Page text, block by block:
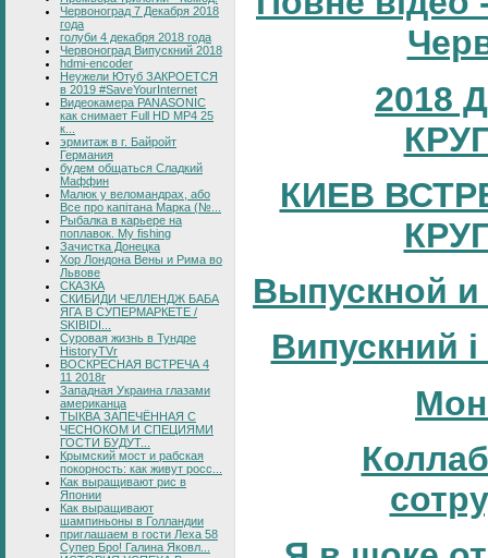
Червоноград 7 Декабря 2018
года
голуби 4 декабря 2018 года
Червоноград Випускний 2018
hdmi-encoder
Неужели Ютуб ЗАКРОЕТСЯ
в 2019 #SaveYourInternet
Видеокамера PANASONIC
как снимает Full HD MP4 25
к...
эрмитаж в г. Байройт
Германия
будем общаться Сладкий
Маффин
Малюк у веломандрах, або
Все про капітана Марка (№...
Рыбалка в карьере на
поплавок. My fishing
Зачистка Донецка
Хор Лондона Вены и Рима во
Львове
СКАЗКА
СКИБИДИ ЧЕЛЛЕНДЖ БАБА
ЯГА В СУПЕРМАРКЕТЕ /
SKIBIDI...
Суровая жизнь в Тундре
HistoryTVr
ВОСКРЕСНАЯ ВСТРЕЧА 4
11 2018г
Западная Украина глазами
американца
ТЫКВА ЗАПЕЧЁННАЯ С
ЧЕСНОКОМ И СПЕЦИЯМИ
ГОСТИ БУДУТ...
Крымский мост и рабская
покорность: как живут росс...
Как выращивают рис в
Японии
Как выращивают
шампиньоны в Голландии
приглашаем в гости Леха 58
Супер Бро! Галина Яковл...
2018
КИЕВ
Выпускной и
Випускний